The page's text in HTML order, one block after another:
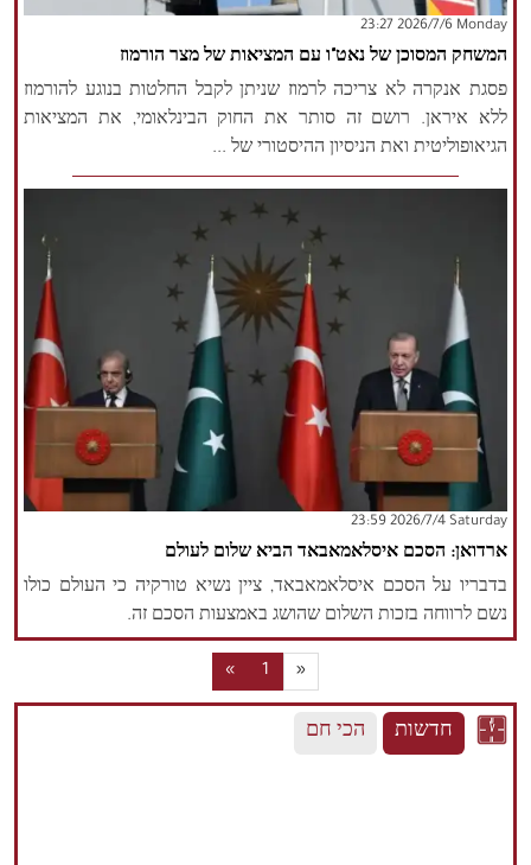
‫‫Monday‬‬ 2026/7/6 23:27
המשחק המסוכן של נאט"ו עם המציאות של מצר הורמוז
פסגת אנקרה לא צריכה לרמוז שניתן לקבל החלטות בנוגע להורמוז
ללא איראן. רושם זה סותר את החוק הבינלאומי, את המציאות
הגיאופוליטית ואת הניסיון ההיסטורי של ...
‫Saturday‬ 2026/7/4 23:59
ארדואן: הסכם איסלאמאבאד הביא שלום לעולם
בדבריו על הסכם איסלאמאבאד, ציין נשיא טורקיה כי העולם כולו
נשם לרווחה בזכות השלום שהושג באמצעות הסכם זה.
« 1 »
חדשות הכי חם